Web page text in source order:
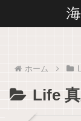
ホーム
Life